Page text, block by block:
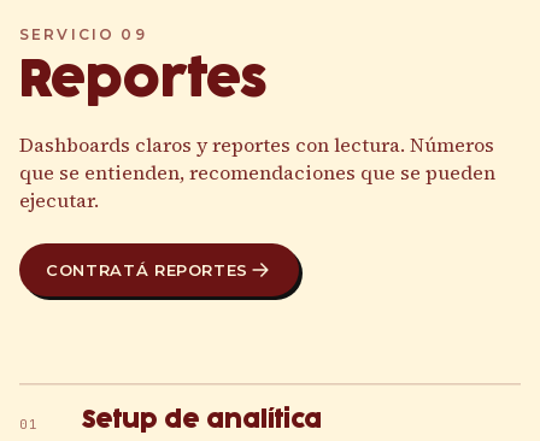
SERVICIO 09
Reportes
Dashboards claros y reportes con lectura. Números
que se entienden, recomendaciones que se pueden
ejecutar.
CONTRATÁ REPORTES
01 Setup de analítica